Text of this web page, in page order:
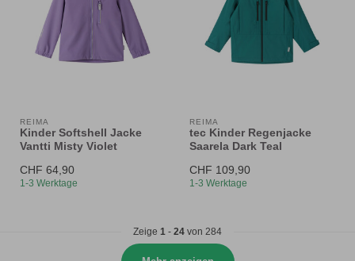
REIMA
Kinder Softshell Jacke
Vantti Misty Violet
CHF 64,90
1-3 Werktage
REIMA
tec Kinder Regenjacke
Saarela Dark Teal
CHF 109,90
1-3 Werktage
Zeige 1 - 24 von 284